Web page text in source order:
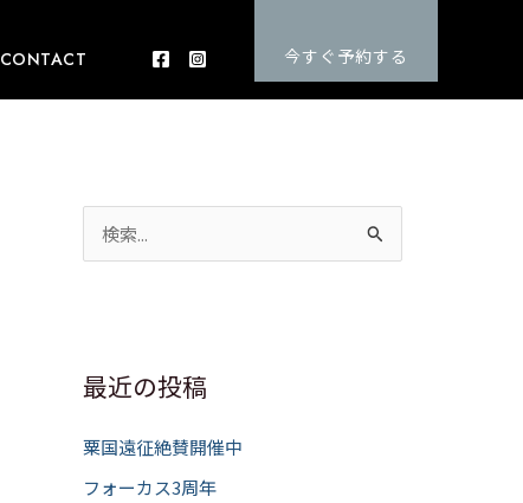
CONTACT 今すぐ予約する
:最近の投稿
粟国遠征絶賛開催中
フォーカス3周年